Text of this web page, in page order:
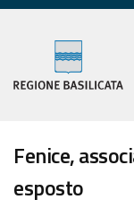
Fenice,
esposto